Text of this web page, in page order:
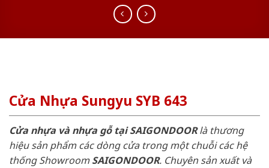
Cửa Nhựa Sungyu SYB 643
Cửa nhựa và nhựa gỗ tại SAIGONDOORlà thương
hiệu sản phẩm các dòng cửa trong một chuỗi các hệ
thống ShowroomSAIGONDOOR. Chuyên sản xuất và